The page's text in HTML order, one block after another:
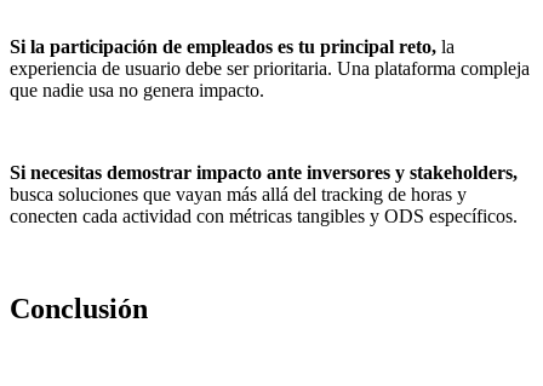
Si la participación de empleados es tu principal reto, la
experiencia de usuario debe ser prioritaria. Una plataforma compleja
que nadie usa no genera impacto.
Si necesitas demostrar impacto ante inversores y stakeholders,
busca soluciones que vayan más allá del tracking de horas y
conecten cada actividad con métricas tangibles y ODS específicos.
Conclusión